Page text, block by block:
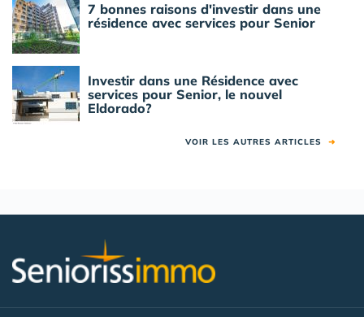
7 bonnes raisons d'investir dans une
résidence avec services pour Senior
Investir dans une Résidence avec
services pour Senior, le nouvel
Eldorado?
VOIR LES AUTRES ARTICLES ➜